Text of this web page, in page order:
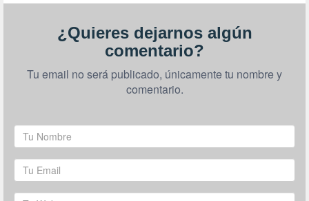
¿Quieres dejarnos algún
comentario?
Tu email no será publicado, únicamente tu nombre y
comentario.